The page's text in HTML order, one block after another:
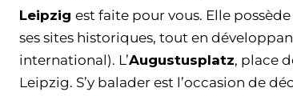
Leipzig est faite pour vous. Elle
ses sites historiques, tout en
international). L’Augustusplatz, place
Leipzig. S’y balader est l’occasion de